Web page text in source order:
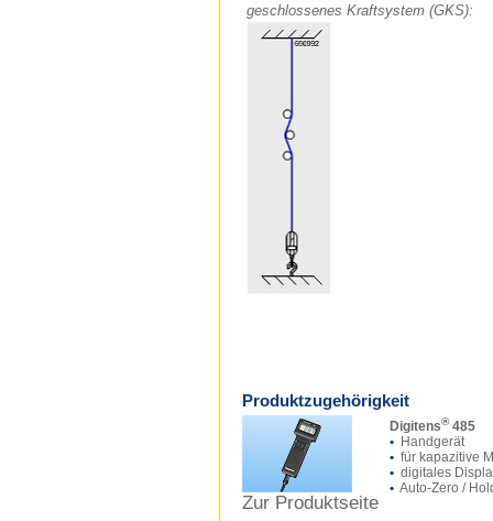
geschlossenes Kraftsystem (GKS):
Produktzugehörigkeit
Zur Produktseite
Digitens®485
• Handgerät
• für kapazitive
• digitales
• Auto-Zero /